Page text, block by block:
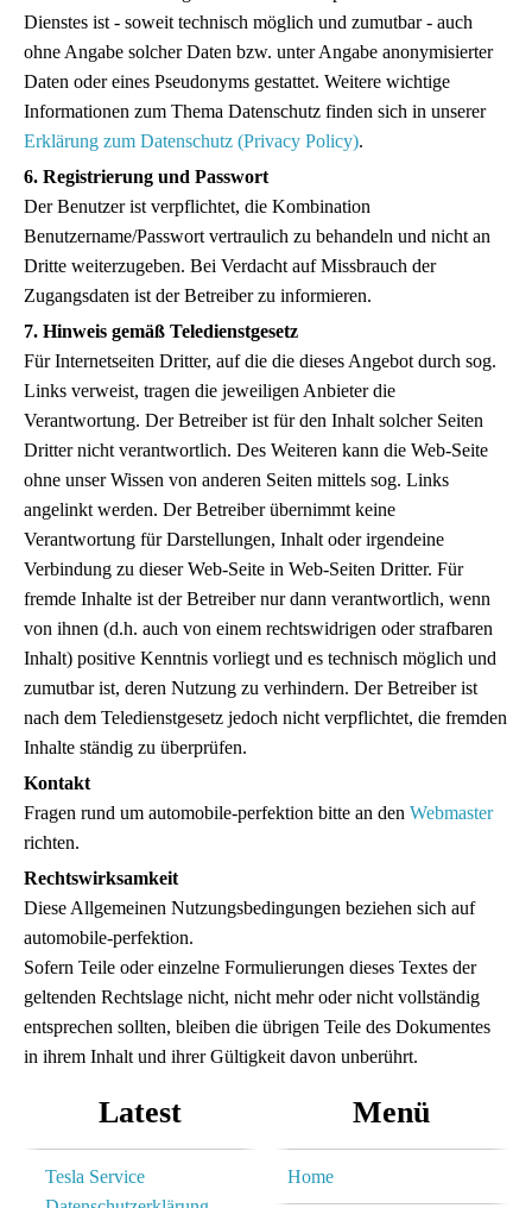
Dienstes ist - soweit technisch möglich und zumutbar - auch
ohne Angabe solcher Daten bzw. unter Angabe anonymisierter
Daten oder eines Pseudonyms gestattet. Weitere wichtige
Informationen zum Thema Datenschutz finden sich in unserer
Erklärung zum Datenschutz (Privacy Policy).
6. Registrierung und Passwort
Der Benutzer ist verpflichtet, die Kombination
Benutzername/Passwort vertraulich zu behandeln und nicht an
Dritte weiterzugeben. Bei Verdacht auf Missbrauch der
Zugangsdaten ist der Betreiber zu informieren.
7. Hinweis gemäß Teledienstgesetz
Für Internetseiten Dritter, auf die die dieses Angebot durch sog.
Links verweist, tragen die jeweiligen Anbieter die
Verantwortung. Der Betreiber ist für den Inhalt solcher Seiten
Dritter nicht verantwortlich. Des Weiteren kann die Web-Seite
ohne unser Wissen von anderen Seiten mittels sog. Links
angelinkt werden. Der Betreiber übernimmt keine
Verantwortung für Darstellungen, Inhalt oder irgendeine
Verbindung zu dieser Web-Seite in Web-Seiten Dritter. Für
fremde Inhalte ist der Betreiber nur dann verantwortlich, wenn
von ihnen (d.h. auch von einem rechtswidrigen oder strafbaren
Inhalt) positive Kenntnis vorliegt und es technisch möglich und
zumutbar ist, deren Nutzung zu verhindern. Der Betreiber ist
nach dem Teledienstgesetz jedoch nicht verpflichtet, die fremden
Inhalte ständig zu überprüfen.
Kontakt
Fragen rund um automobile-perfektion bitte an den Webmaster
richten.
Rechtswirksamkeit
Diese Allgemeinen Nutzungsbedingungen beziehen sich auf
automobile-perfektion.
Sofern Teile oder einzelne Formulierungen dieses Textes der
geltenden Rechtslage nicht, nicht mehr oder nicht vollständig
entsprechen sollten, bleiben die übrigen Teile des Dokumentes
in ihrem Inhalt und ihrer Gültigkeit davon unberührt.
Latest
Tesla Service
Menü
Home